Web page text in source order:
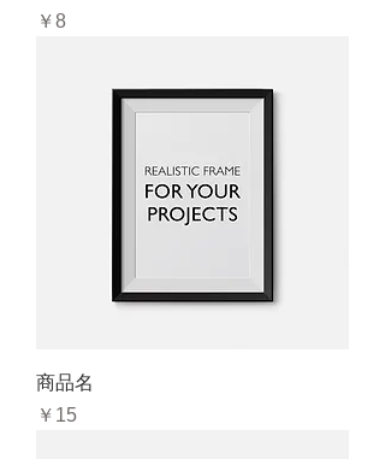
価格
￥8
商品名
価格
￥15